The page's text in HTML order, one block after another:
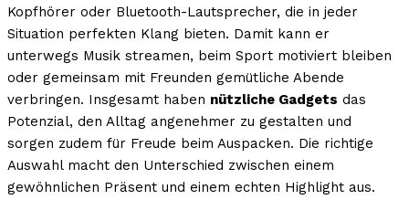
Kopfhörer oder Bluetooth-Lautsprecher, die in jeder
Situation perfekten Klang bieten. Damit kann er
unterwegs Musik streamen, beim Sport motiviert bleiben
oder gemeinsam mit Freunden gemütliche Abende
verbringen. Insgesamt haben nützliche Gadgets das
Potenzial, den Alltag angenehmer zu gestalten und
sorgen zudem für Freude beim Auspacken. Die richtige
Auswahl macht den Unterschied zwischen einem
gewöhnlichen Präsent und einem echten Highlight aus.